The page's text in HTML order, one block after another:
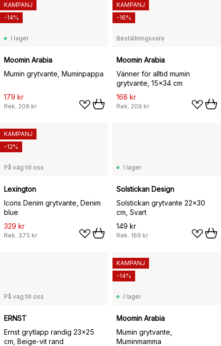
I lager
Moomin Arabia
Mumin grytvante, Muminpappa
179 kr
Rek. 209 kr
KAMPANJ
-14%
Beställningsvara
Moomin Arabia
Vänner för alltid mumin
grytvante, 15x34 cm
168 kr
Rek. 209 kr
KAMPANJ
-16%
På väg till oss
Lexington
Icons Denim grytvante, Denim
blue
329 kr
Rek. 375 kr
KAMPANJ
-12%
I lager
Solstickan Design
Solstickan grytvante 22x30
cm, Svart
149 kr
Rek. 169 kr
På väg till oss
ERNST
Ernst grytlapp randig 23x25
cm, Beige-vit rand
I lager
Moomin Arabia
Mumin grytvante,
Muminmamma
KAMPANJ
-14%